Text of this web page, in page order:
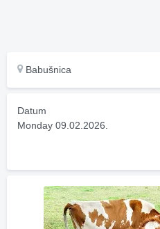
Babušnica
Datum
Monday 09.02.2026.